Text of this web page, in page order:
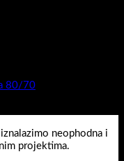
80/70
neophodna i
projektima.